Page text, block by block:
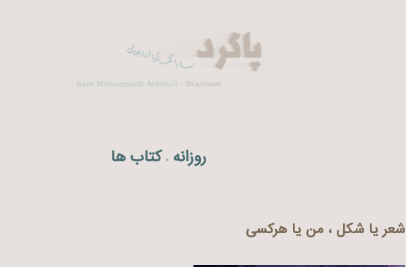
روزانه . کتاب ها
شعر یا شکل ، من یا هرکسی